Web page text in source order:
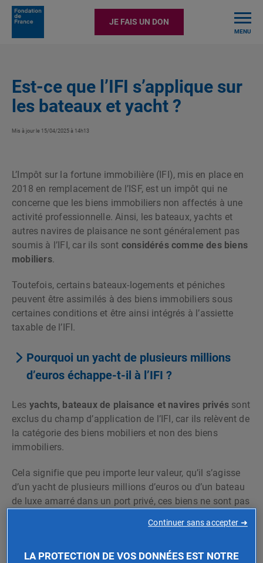
JE FAIS UN DON
MENU
Est-ce que l’IFI s’applique sur
les bateaux et yacht ?
Mis à jour le 15/04/2025 à 14h13
L’Impôt sur la fortune immobilière (IFI), mis en place en
2018 en remplacement de l’ISF, est un impôt qui ne
concerne que les biens immobiliers non affectés à une
activité professionnelle. Ainsi, les bateaux, yachts et
autres navires de plaisance ne sont généralement pas
soumis à l’IFI, car ils sont considérés comme des biens
mobiliers.
Toutefois, certains bateaux-logements et péniches
peuvent être assimilés à des biens immobiliers sous
certaines conditions et être ainsi intégrés à l’assiette
taxable de l’IFI.
Pourquoi un yacht de plusieurs millions
d’euros échappe-t-il à l’IFI ?
Les yachts, bateaux de plaisance et navires privés sont
exclus du champ d’application de l’IFI, car ils relèvent de
la catégorie des biens mobiliers et non des biens
immobiliers.
Cela signifie que peu importe leur valeur, qu’il s’agisse
d’un yacht de plusieurs millions d’euros ou d’un bateau
de luxe amarré dans un port privé, ces biens ne sont pas
bateaux dans la base du patrimoine taxable à l’IFI,
LA PROTECTION DE VOS DONNÉES EST NOTRE
Continuer sans accepter ➜